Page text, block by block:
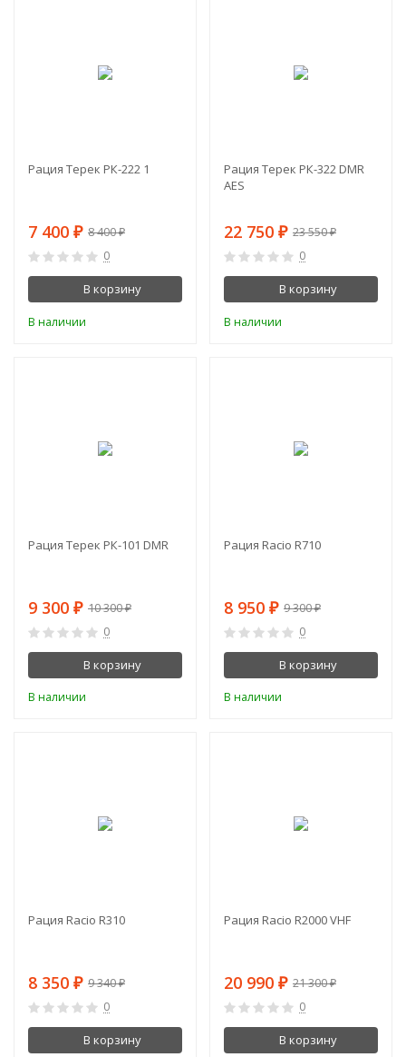
Рация Терек РК-222 1
7 400 ₽ 8 400₽
0
В корзину
В наличии
Рация Терек РК-322 DMR
AES
22 750 ₽ 23 550₽
0
В корзину
В наличии
Рация Терек РК-101 DMR
9 300 ₽ 10 300₽
0
В корзину
В наличии
Рация Racio R710
8 950 ₽ 9 300₽
0
В корзину
В наличии
Рация Racio R310
8 350 ₽ 9 340₽
0
В корзину
Рация Racio R2000 VHF
20 990 ₽ 21 300₽
0
В корзину